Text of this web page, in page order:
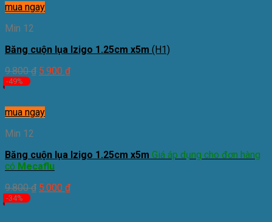
mua ngay
Min 12
Băng cuộn lụa Izigo 1.25cm x5m (H1)
9.800₫ 5.900 ₫
-49%
mua ngay
Min 12
Băng cuộn lụa Izigo 1.25cm x5m Giá áp dụng cho đơn hàng
có Mecaflu
9.800₫ 5.000 ₫
-34%